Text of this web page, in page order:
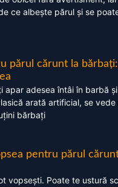
ce albește părul și se
părul cărunt la
apar adesea întâi în barbă
arată artificial, se vede
bărbați
pentru părul
vopsești. Poate te ustură